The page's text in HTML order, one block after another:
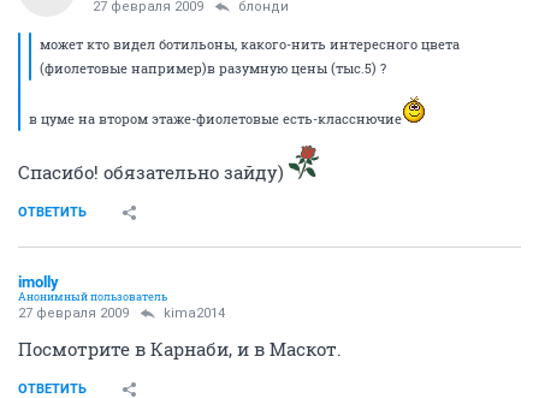
27 февраля 2009 блонди
может кто видел ботильоны, какого-нить интересного цвета
(фиолетовые например)в разумную цены (тыс.5) ?
в цуме на втором этаже-фиолетовые есть-класснючие
Спасибо! обязательно зайду)
ОТВЕТИТЬ
imolly
Анонимный пользователь
27 февраля 2009 kima2014
Посмотрите в Карнаби, и в Маскот.
ОТВЕТИТЬ